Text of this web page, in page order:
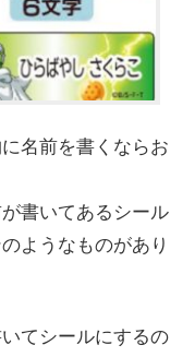
名前を書くならお
書いてあるシール
ようなものがあり
てシールにするの